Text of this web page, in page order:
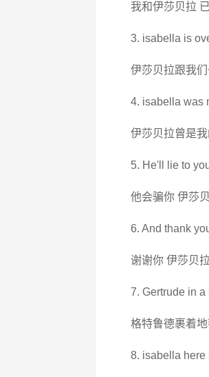
我和伊莎贝拉
3. isabella is
伊莎贝拉跟我
4. isabella was
伊莎贝拉曾是
5. He'll lie to
他会骗你 伊莎
6. And thank
谢谢你 伊莎贝
7. Gertrude in
格特鲁德裹着
8. isabella here